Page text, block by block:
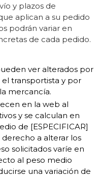
y plazos de
aplican a su pedido
podrán variar en
de cada pedido.
ver alterados por
el transportista y por
mercancía.
en la web al
y se calculan en
de [ESPECIFICAR]
derecho a alterar los
solicitados varíe en
al peso medio
una variación de